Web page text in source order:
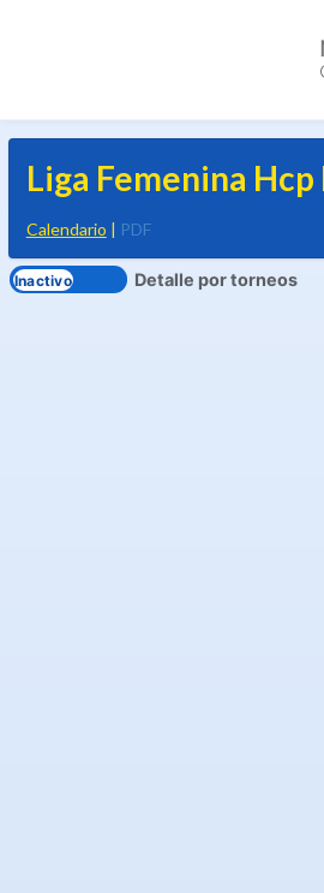
Liga Femenina
Calendario | PDF
Detalle por torneos